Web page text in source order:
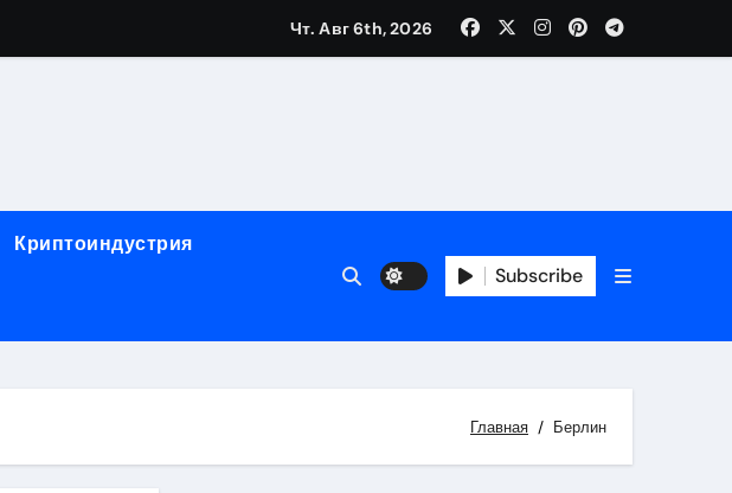
ценам
Чт. Авг 6th, 2026
Криптоиндустрия
Subscribe
Главная Берлин